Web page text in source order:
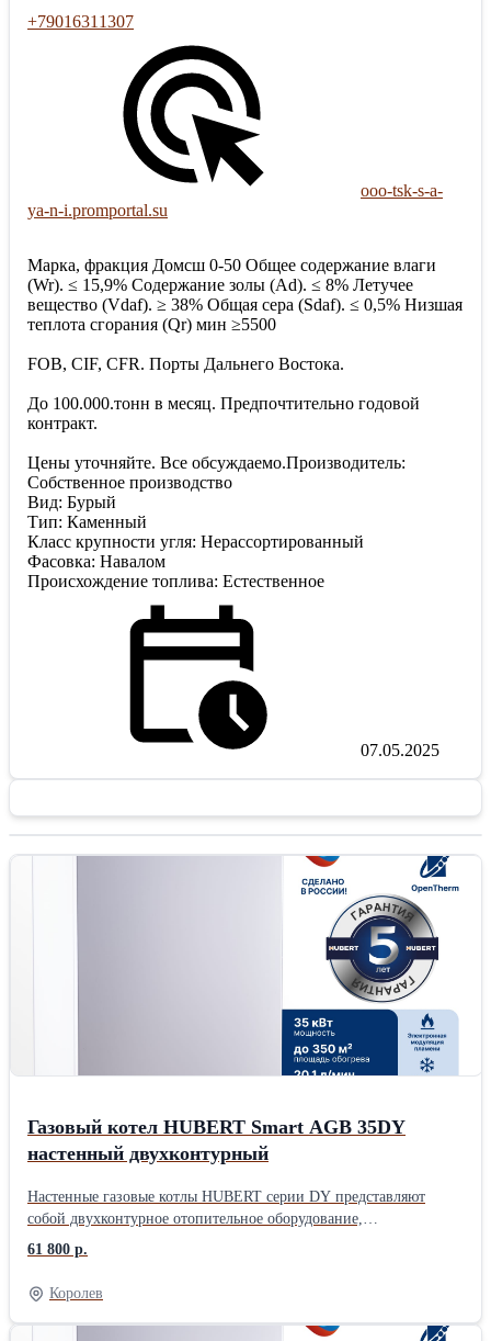
+79016311307
ooo-tsk-s-a-
ya-n-i.promportal.su
Марка, фракция Домсш 0-50 Общее содержание влаги
(Wr). ≤ 15,9% Содержание золы (Ad). ≤ 8% Летучее
вещество (Vdaf). ≥ 38% Общая сера (Sdaf). ≤ 0,5% Низшая
теплота сгорания (Qr) мин ≥5500
FOB, CIF, CFR. Порты Дальнего Востока.
До 100.000.тонн в месяц. Предпочтительно годовой
контракт.
Цены уточняйте. Все обсуждаемо.Производитель:
Собственное производство
Вид: Бурый
Тип: Каменный
Класс крупности угля: Нерассортированный
Фасовка: Навалом
Происхождение топлива: Естественное
07.05.2025
Газовый котел HUBERT Smart AGB 35DY
настенный двухконтурный
Настенные газовые котлы HUBERT серии DY представляют
собой двухконтурное отопительное оборудование,
предназначенное для отопления жилых помещений и
обеспечения горячего водоснабжения. Конструкция котлов серии
DY включает два раздельных теплообменника, что повышает
эффективность работы оборудования и способствует увеличению
срока службы системы. Данная модель получила положительную
61 800 р.
Королев